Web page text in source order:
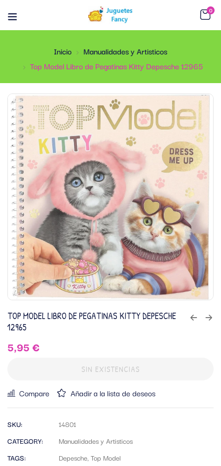
0
Inicio
Manualidades y Artisticos
Top Model Libro de Pegatinas Kitty Depesche 12965
TOP MODEL LIBRO DE PEGATINAS KITTY DEPESCHE
12965
5,95 €
SIN EXISTENCIAS
Compare Añadir a la lista de deseos
SKU:
14801
CATEGORY:
Manualidades y Artisticos
TAGS:
Depesche, Top Model